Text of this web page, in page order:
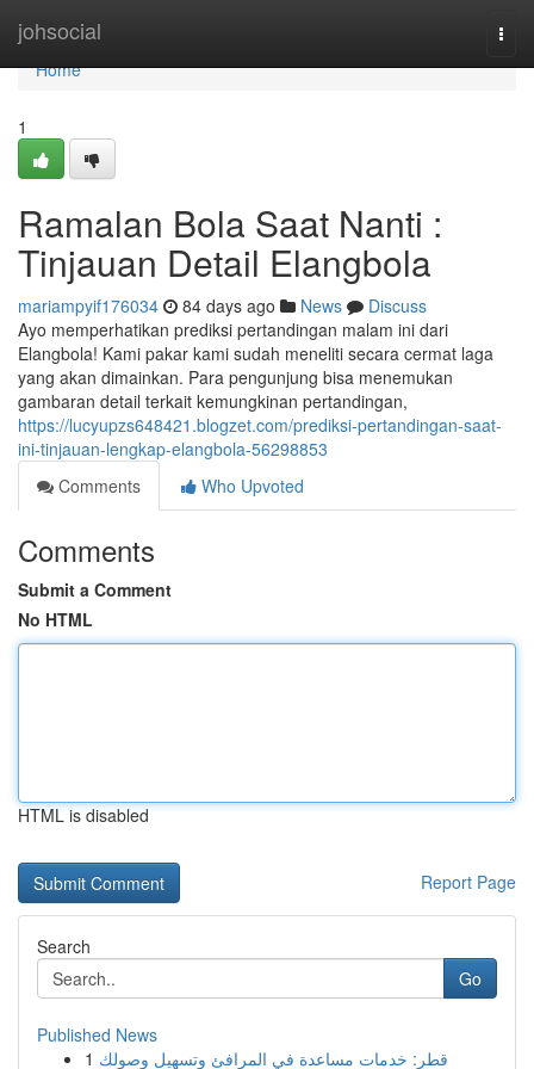
johsocial
Home
Home
1
Ramalan Bola Saat Nanti :
Tinjauan Detail Elangbola
mariampyif176034 84 days ago News
Discuss
Ayo memperhatikan prediksi pertandingan malam ini dari
Elangbola! Kami pakar kami sudah meneliti secara cermat laga
yang akan dimainkan. Para pengunjung bisa menemukan
gambaran detail terkait kemungkinan pertandingan,
https://lucyupzs648421.blogzet.com/prediksi-pertandingan-saat-
ini-tinjauan-lengkap-elangbola-56298853
Comments
Who Upvoted
Comments
Submit a Comment
No HTML
HTML is disabled
Report Page
Search
Go
Published News
1 قطر: خدمات مساعدة في المرافئ وتسهيل وصولك